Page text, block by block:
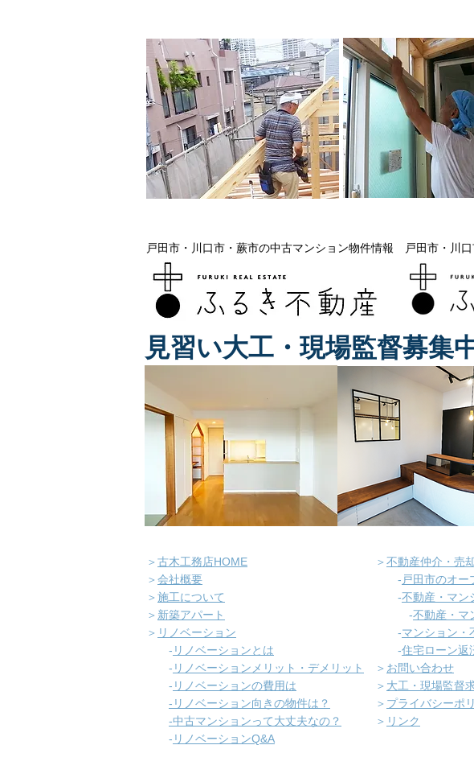
戸田市・川口市・蕨市の中古マンション物件情報 戸田市・川
見習い大工・現場監督募集
＞ 古木工務店HOME
＞ 会社概要
＞ 施工について
＞ 新築アパート
＞ リノベーション
- ​リノベーションとは
- リノベーションメリット・デメリット
- リノベーションの費用は
-リノベーション向きの物件は？
-中古マンションって大丈夫なの？
- リノベーションQ&A
＞ 不動産仲介・売
- 戸田市のオー
-不動産・マン
-不動産・マ
-マンション・
-住宅ローン返
＞ お問い合わせ
＞ 大工・現場監督
＞ プライバシーポ
＞ リンク